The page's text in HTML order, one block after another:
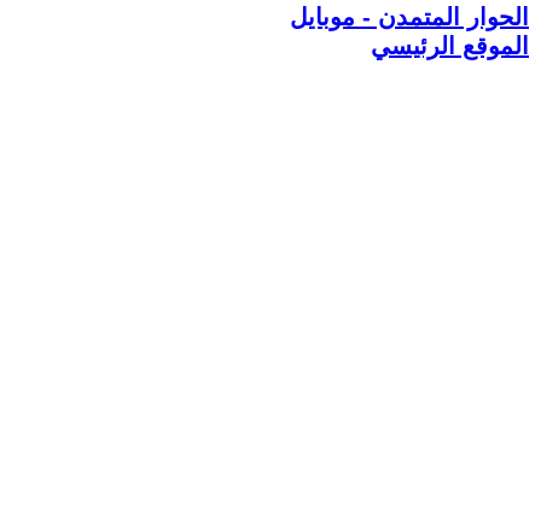
الحوار المتمدن - موبايل
الموقع الرئيسي